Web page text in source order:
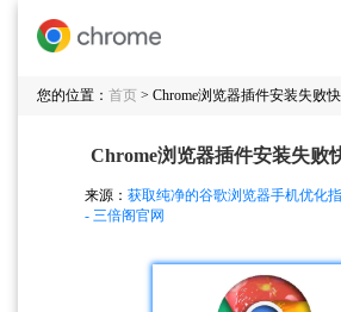
您的位置： 首页 > Chrome浏览器插件安装失败
Chrome浏览器插件安装失败
来源： 获取纯净的谷歌浏览器手机优化
- 三倍阁官网